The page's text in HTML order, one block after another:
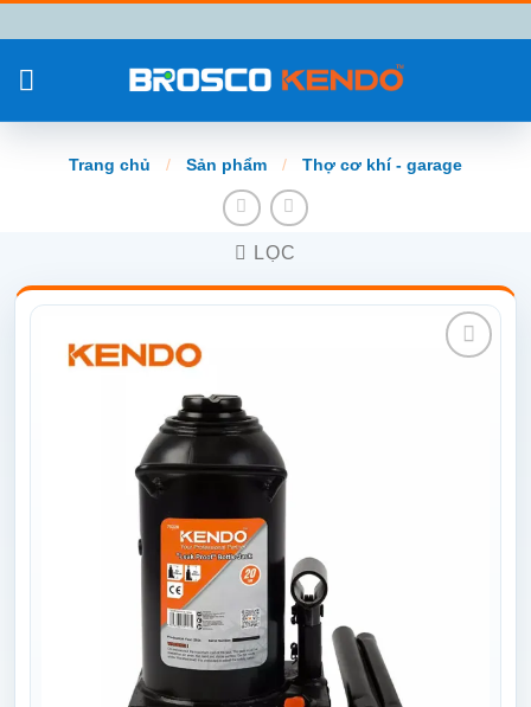
đến
nội
Trang chủ / Sản phẩm / Thợ cơ khí - garage
LỌC